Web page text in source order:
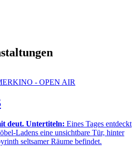
- OPEN AIR
deut. Untertiteln: Eines Tages entdeckt
Ladens eine unsichtbare Tür, hinter
seltsamer Räume befindet.